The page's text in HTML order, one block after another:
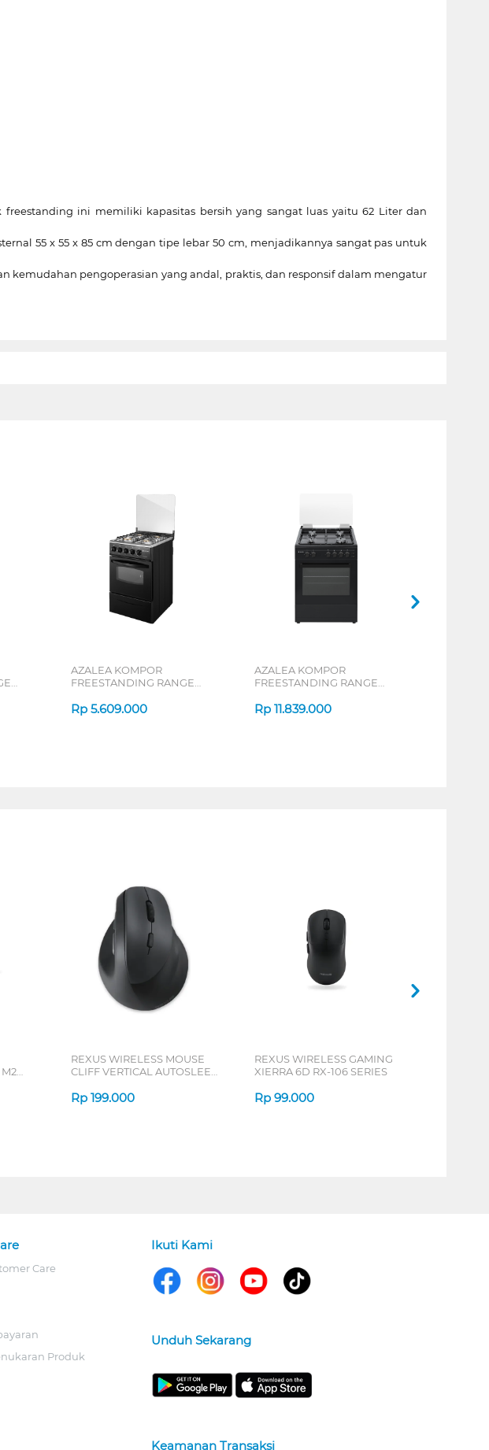
freestanding ini memiliki kapasitas bersih yang sangat luas yaitu 62 Liter dan
55 x 55 x 85 cm dengan tipe lebar 50 cm, menjadikannya sangat pas untuk
kemudahan pengoperasian yang andal, praktis, dan responsif dalam mengatur
AZALEA KOMPOR
FREESTANDING RANGE
Rp 5.609.000
AZALEA KOMPOR
FREESTANDING RANGE
Rp 11.839.000
REXUS WIRELESS MOUSE
CLIFF VERTICAL AUTOSLEEP
Rp 199.000
REXUS WIRELESS GAMING
XIERRA 6D RX-106 SERIES
Rp 99.000
Care
Produk
Ikuti Kami
Unduh Sekarang
Keamanan Transaksi